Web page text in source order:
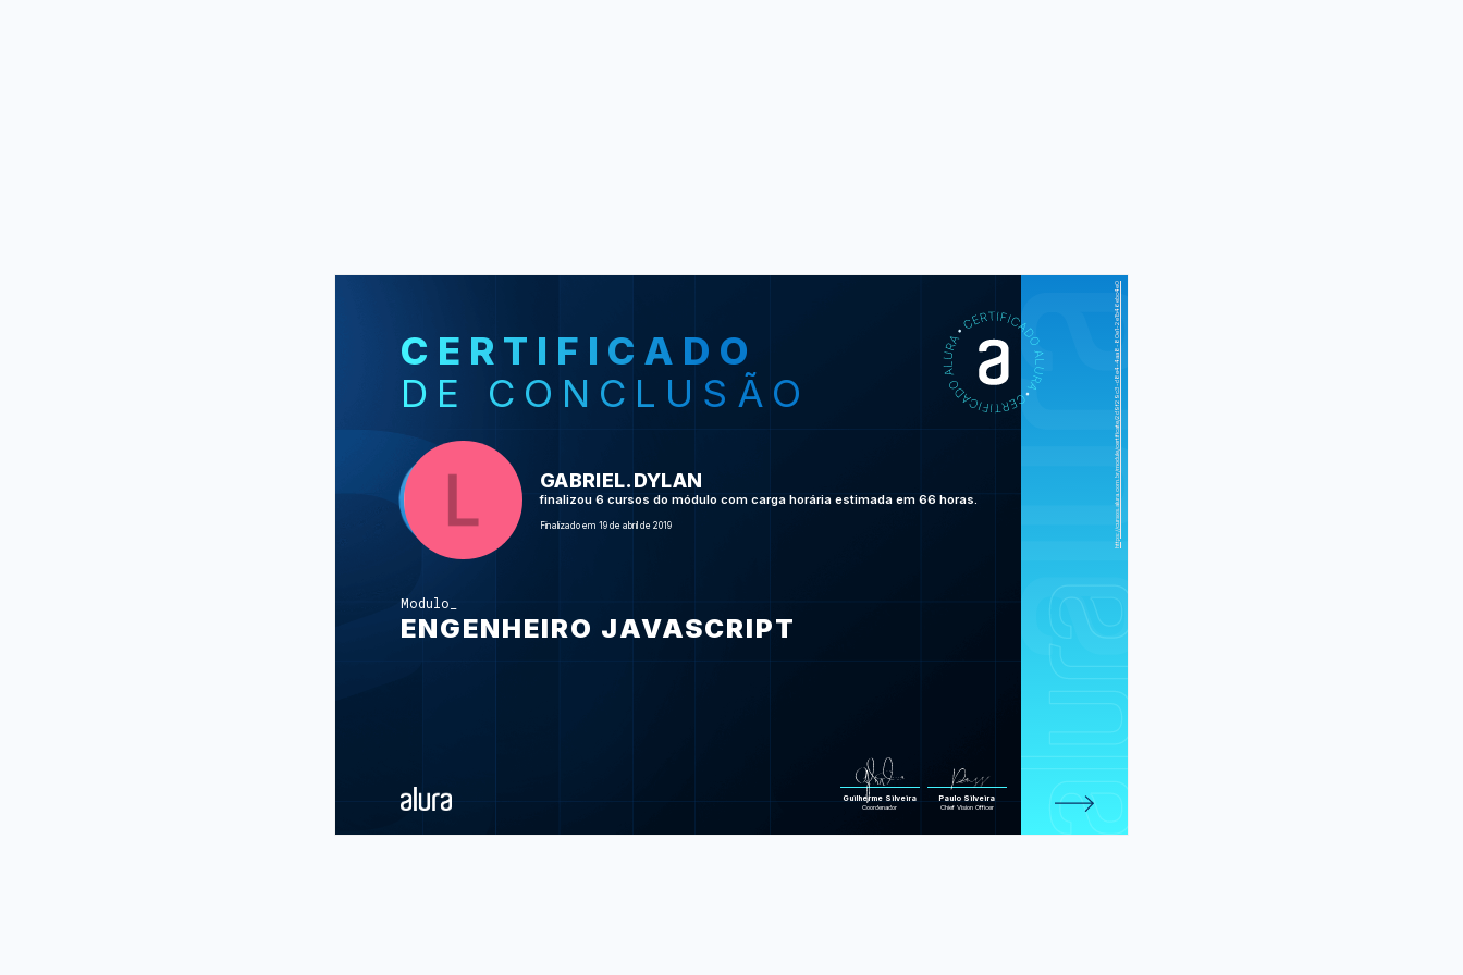
CERTIFICADO
DE CONCLUSÃO
GABRIEL.DYLAN
finalizou 6 cursos do módulo com carga horária estimada em 66 horas.
Finalizado em 19 de abril de 2019
Modulo
ENGENHEIRO JAVASCRIPT
Guilherme Silveira
Coordenador
Paulo Silveira
Chief Vision Officer
https://cursos.alura.com.br/module/certificate/2d9f29c3-d8e4-4aa8-80e1-2e1b46ebc4e0
CUR
SOS
em MVC, padrão Proxy e
uma abordagem funcional
Jasmine: Testes
automatizados em JavaScript
Progressive Web Apps: crie
apps offline
Foram feitas 432 de 432 atividades.